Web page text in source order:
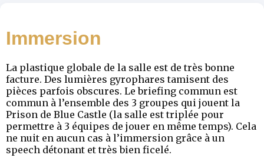
Immersion
La plastique globale de la salle est de très bonne
facture. Des lumières gyrophares tamisent des
pièces parfois obscures. Le briefing commun est
commun à l’ensemble des 3 groupes qui jouent la
Prison de Blue Castle (la salle est triplée pour
permettre à 3 équipes de jouer en même temps). Cela
ne nuit en aucun cas à l’immersion grâce à un
speech détonant et très bien ficelé.